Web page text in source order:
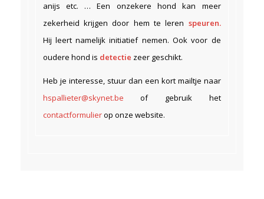
anijs etc. … Een onzekere hond kan meer
zekerheid krijgen door hem te leren speuren.
Hij leert namelijk initiatief nemen. Ook voor de
oudere hond is detectie zeer geschikt.
Heb je interesse, stuur dan een kort mailtje naar
hspallieter@skynet.beof gebruik het
contactformulierop onze website.